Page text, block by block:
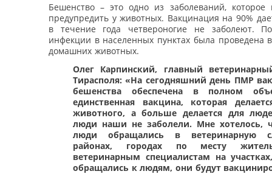
Бешенство – это одно из заболеваний,
предупредить у животных. Вакцинация на 90%
в течение года четвероногие не заболеют.
инфекции в населенных пунктах была проведена
домашних животных.
Олег Карпинский, главный
Тирасполя: «На сегодняшний день ПМР
бешенства обеспечена в полном
единственная вакцина, которая
животного, а больше делается для
люди наши не заболели. Мне хотелось,
люди обращались в ветеринарную
районах, городах по месту
ветеринарным специалистам на
обращались к людям, они будут